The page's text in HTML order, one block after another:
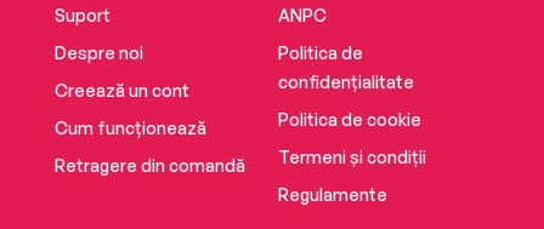
Suport
Despre noi
Creează un cont
Cum funcționează
Retragere din comandă
ANPC
Politica de
confidențialitate
Politica de cookie
Termeni și condiții
Regulamente